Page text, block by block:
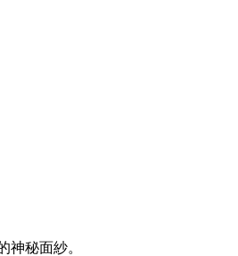
神秘面紗。